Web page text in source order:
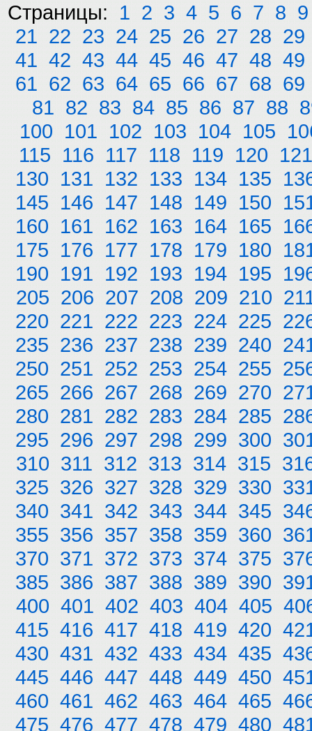
Страницы: 1 2 3 4 5 6 7 8 9
21 22 23 24 25 26 27 28 29
41 42 43 44 45 46 47 48 49
61 62 63 64 65 66 67 68 69
81 82 83 84 85 86 87 88
100 101 102 103 104 105
115 116 117 118 119 120 121
130 131 132 133 134 135
145 146 147 148 149 150
160 161 162 163 164 165
175 176 177 178 179 180
190 191 192 193 194 195
205 206 207 208 209 210
220 221 222 223 224 225
235 236 237 238 239 240
250 251 252 253 254 255
265 266 267 268 269 270
280 281 282 283 284 285
295 296 297 298 299 300
310 311 312 313 314 315
325 326 327 328 329 330
340 341 342 343 344 345
355 356 357 358 359 360
370 371 372 373 374 375
385 386 387 388 389 390
400 401 402 403 404 405
415 416 417 418 419 420
430 431 432 433 434 435
445 446 447 448 449 450
460 461 462 463 464 465
475 476 477 478 479 480